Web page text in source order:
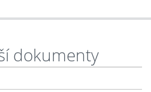
dokumenty